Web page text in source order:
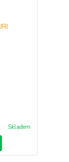
Skladem